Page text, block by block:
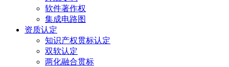
软件著作权
集成电路图
资质认定
知识产权贯标认定
双软认定
两化融合贯标